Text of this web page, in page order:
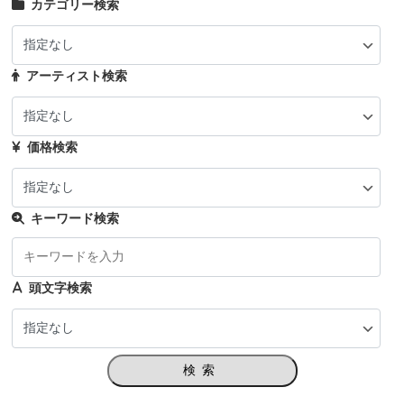
カテゴリー検索
アーティスト検索
価格検索
キーワード検索
頭文字検索
検索